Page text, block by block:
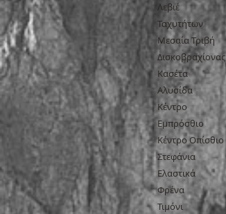
Λεβιέ
Ταχυτήτων
Μεσαία Τριβή
Δισκοβραχίονας
Κασέτα
Αλυσίδα
Κέντρο
Εμπρόσθιο
Κέντρο Οπίσθιο
Στεφάνια
Ελαστικά
Φρένα
Τιμόνι